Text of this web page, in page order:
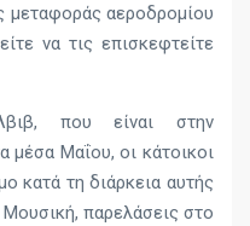
μεταφοράς αεροδρομίου
να τις επισκεφτείτε
που είναι στην
μέσα Μαΐου, οι κάτοικοι
κατά τη διάρκεια αυτής
παρελάσεις στο